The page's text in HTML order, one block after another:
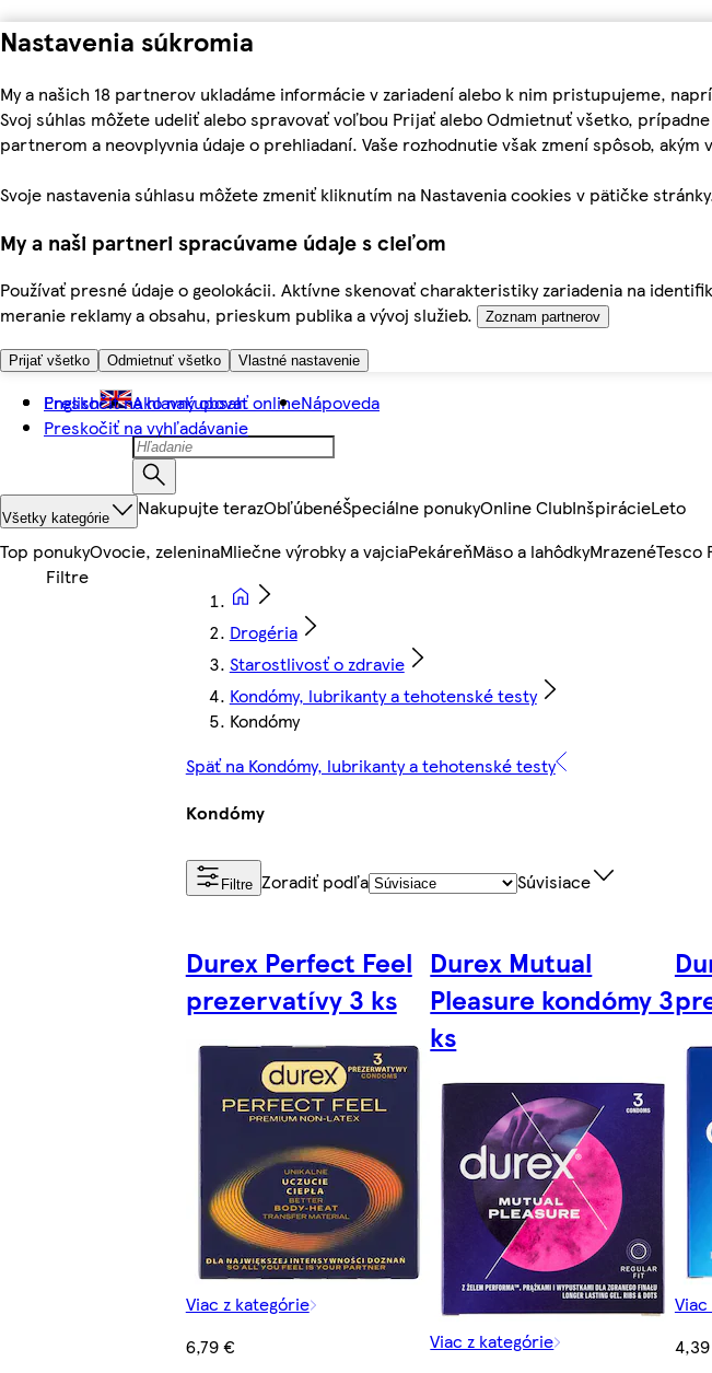
Nastavenia súkromia
My a našich 18 partnerov ukladáme informácie v zariadení alebo k nim pristupujeme,
Svoj súhlas môžete udeliť alebo spravovať voľbou Prijať alebo Odmietnuť všetko,
partnerom a neovplyvnia údaje o prehliadaní. Vaše rozhodnutie však zmení spôsob,
Svoje nastavenia súhlasu môžete zmeniť kliknutím na Nastavenia cookies v pätičke
My a naši partneri spracúvame údaje s cieľom
Používať presné údaje o geolokácii. Aktívne skenovať charakteristiky zariadenia na
meranie reklamy a obsahu, prieskum publika a vývoj služieb.
Zoznam partnerov
Prijať všetko Odmietnuť všetko Vlastné nastavenie
Preskočiť na hlavný obsah
Preskočiť na vyhľadávanie
English Ako nakupovať onlineNápoveda
Všetky kategórie Nakupujte terazObľúbenéŠpeciálne ponukyOnline ClubInšpirácieLeto
Top ponukyOvocie, zeleninaMliečne výrobky a vajciaPekáreňMäso a lahôdkyMrazenéTesco
Drogéria
Starostlivosť o zdravie
Kondómy, lubrikanty a tehotenské testy
Kondómy
Späť na Kondómy, lubrikanty a tehotenské testy
Kondómy
Filtre Zoradiť podľa Súvisiace
Durex Perfect Feel
prezervatívy 3 ks
Viac z kategórie
6,79 €
Durex Mutual
Pleasure kondómy 3
ks
Viac z kategórie